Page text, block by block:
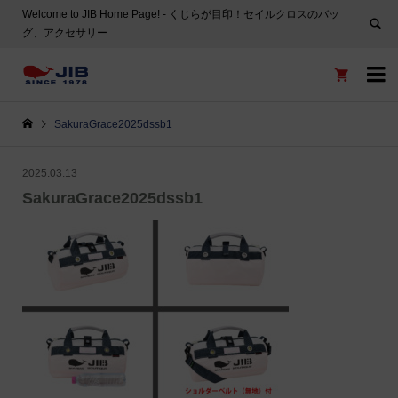
Welcome to JIB Home Page! ‐ くじらが目印！セイルクロスのバッ
グ、アクセサリー


SakuraGrace2025dssb1
2025.03.13
SakuraGrace2025dssb1